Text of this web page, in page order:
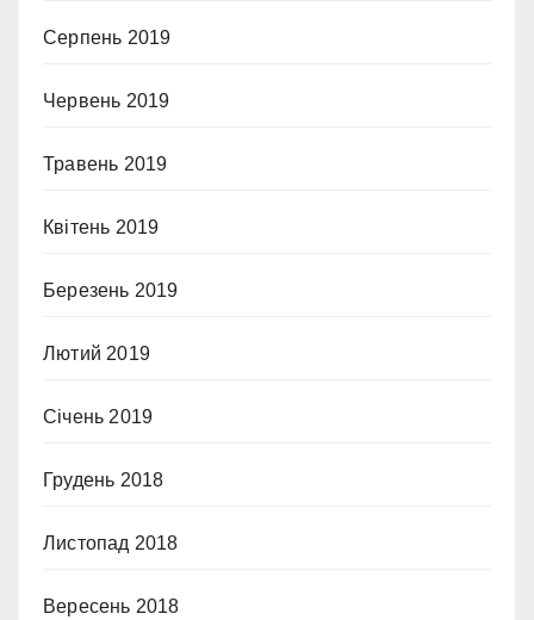
Серпень 2019
Червень 2019
Травень 2019
Квітень 2019
Березень 2019
Лютий 2019
Січень 2019
Грудень 2018
Листопад 2018
Вересень 2018